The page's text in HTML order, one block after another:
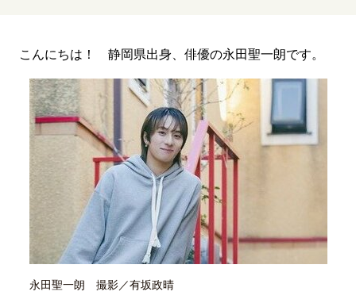
経営・ビジネス
リーダーの流儀 変革の原動力
次世代へのバトン
トップが描く未来
マインドセット
重圧との向き合い方 一流のルーティン
忘れられない言葉
10代・20代の土台
こんにちは！ 静岡県出身、俳優の永田聖一朗です。
永田聖一朗 撮影／有坂政晴